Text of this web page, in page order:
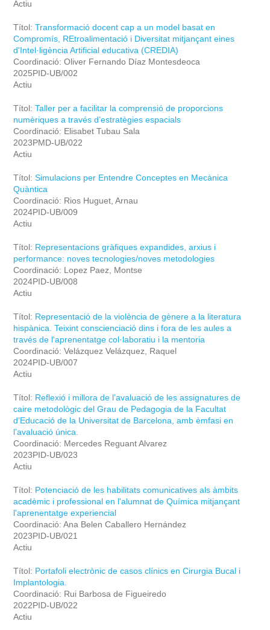
Actiu
Títol: Transformació docent cap a un model basat en
Compromís, REtroalimentació i Diversitat mitjançant eines
d'Intel·ligència Artificial educativa (CREDIA)
Coordinació: Oliver Fernando Díaz Montesdeoca
2025PID-UB/002
Actiu
Títol: Taller per a facilitar la comprensió de proporcions
numèriques a través d’estratègies espacials
Coordinació: Elisabet Tubau Sala
2023PMD-UB/022
Actiu
Títol: Simulacions per Entendre Conceptes en Mecànica
Quàntica
Coordinació: Rios Huguet, Arnau
2024PID-UB/009
Actiu
Títol: Representacions gràfiques expandides, arxius i
performance: noves tecnologies/noves metodologies
Coordinació: Lopez Paez, Montse
2024PID-UB/008
Actiu
Títol: Representació de la violència de gènere a la literatura
hispànica. Teixint conscienciació dins i fora de les aules a
través de l'aprenentatge col·laboratiu i la mentoria
Coordinació: Velázquez Velázquez, Raquel
2024PID-UB/007
Actiu
Títol: Reflexió i millora de l’avaluació de les assignatures de
caire metodològic del Grau de Pedagogia de la Facultat
d’Educació de la Universitat de Barcelona, amb èmfasi en
l’avaluació única.
Coordinació: Mercedes Reguant Alvarez
2023PID-UB/023
Actiu
Títol: Potenciació de les habilitats comunicatives als àmbits
acadèmic i professional en l'alumnat de Química mitjançant
l'aprenentatge experiencial
Coordinació: Ana Belen Caballero Hernández
2023PID-UB/021
Actiu
Títol: Portafoli electrònic de casos clínics en Cirurgia Bucal i
Implantologia.
Coordinació: Rui Barbosa de Figueiredo
2022PID-UB/022
Actiu